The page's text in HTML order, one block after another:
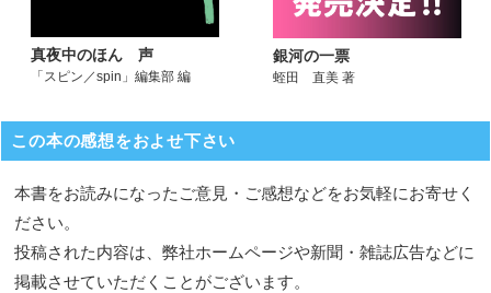
真夜中のほん 声
「スピン／spin」編集部 編
銀河の一票
蛭田 直美 著
この本の感想をおよせ下さい
本書をお読みになったご意見・ご感想などをお気軽にお寄せく
ださい。
投稿された内容は、弊社ホームページや新聞・雑誌広告などに
掲載させていただくことがございます。